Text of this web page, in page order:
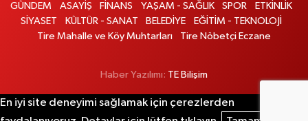
GÜNDEM ASAYİŞ FİNANS YAŞAM - SAĞLIK SPOR
ETKİNLİK
SİYASET
KÜLTÜR - SANAT BELEDİYE
EĞİTİM - TEKNOLOJİ
Tire Mahalle ve Köy Muhtarları
Tire Nöbetçi Eczane
Haber Yazılımı: TE Bilişim
En iyi site deneyimi sağlamak için çerezlerden